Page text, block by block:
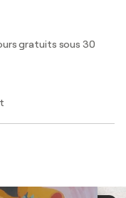
gratuits sous 30